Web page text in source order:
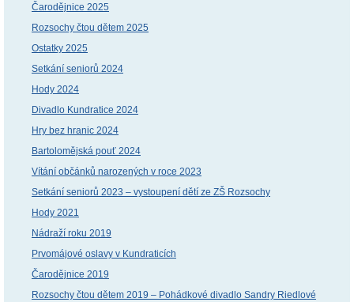
Čarodějnice 2025
Rozsochy čtou dětem 2025
Ostatky 2025
Setkání seniorů 2024
Hody 2024
Divadlo Kundratice 2024
Hry bez hranic 2024
Bartolomějská pouť 2024
Vítání občánků narozených v roce 2023
Setkání seniorů 2023 – vystoupení dětí ze ZŠ Rozsochy
Hody 2021
Nádraží roku 2019
Prvomájové oslavy v Kundraticích
Čarodějnice 2019
Rozsochy čtou dětem 2019 – Pohádkové divadlo Sandry Riedlové